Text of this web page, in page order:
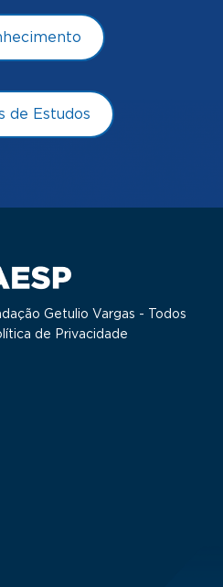
de Estudos
Getulio Vargas - Todos
de Privacidade